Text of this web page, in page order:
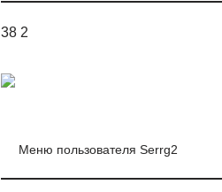
38 2
Меню пользователя Serrg2